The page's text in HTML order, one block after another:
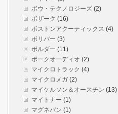
ボウ・テクノロジーズ (2)
ボザーク (16)
ボストンアクーティックス (4)
ボリバー (3)
ボルダー (11)
ポークオーディオ (2)
マイクロトラック (4)
マイクロメガ (2)
マイケルソン＆オースチン (13)
マイトナー (1)
マグネパン (1)